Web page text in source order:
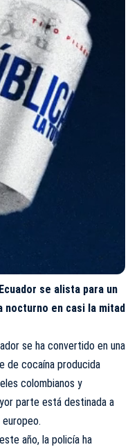
Ecuador se alista para un
nocturno en casi la mitad
se ha convertido en una
de cocaína producida
colombianos y
parte está destinada a
año, la policía ha